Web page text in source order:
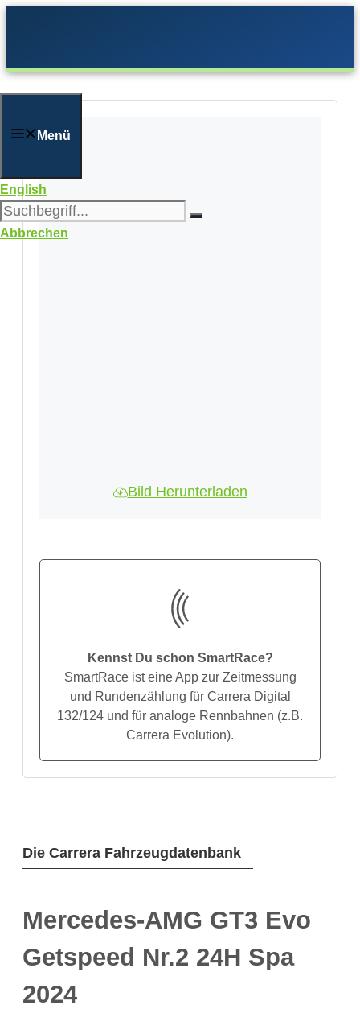
Menü
English
Abbrechen
Die Carrera Fahrzeugdatenbank
Mercedes-AMG GT3 Evo
Getspeed Nr.2 24H Spa
2024
Bild Herunterladen
Kennst Du schon SmartRace?
SmartRace ist eine App zur Zeitmessung
und Rundenzählung für Carrera Digital
132/124 und für analoge Rennbahnen (z.B.
Carrera Evolution).